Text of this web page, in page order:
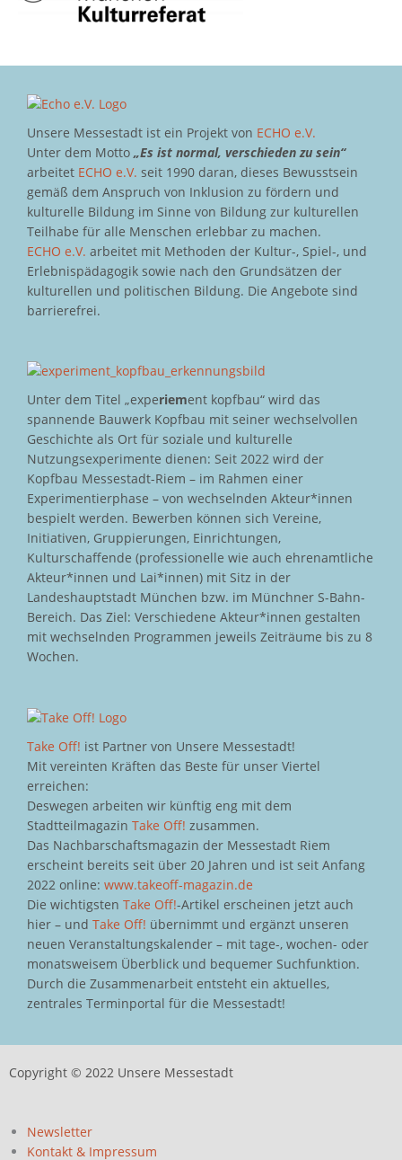
Unsere Messestadt ist ein Projekt von ECHO e.V.
Unter dem Motto „Es ist normal, verschieden zu sein“
arbeitet ECHO e.V. seit 1990 daran, dieses Bewusstsein
gemäß dem Anspruch von Inklusion zu fördern und
kulturelle Bildung im Sinne von Bildung zur kulturellen
Teilhabe für alle Menschen erlebbar zu machen.
ECHO e.V. arbeitet mit Methoden der Kultur-, Spiel-, und
Erlebnispädagogik sowie nach den Grundsätzen der
kulturellen und politischen Bildung. Die Angebote sind
barrierefrei.
Unter dem Titel „experiement kopfbau“ wird das
spannende Bauwerk Kopfbau mit seiner wechselvollen
Geschichte als Ort für soziale und kulturelle
Nutzungsexperimente dienen: Seit 2022 wird der
Kopfbau Messestadt-Riem – im Rahmen einer
Experimentierphase – von wechselnden Akteur*innen
bespielt werden. Bewerben können sich Vereine,
Initiativen, Gruppierungen, Einrichtungen,
Kulturschaffende (professionelle wie auch ehrenamtliche
Akteur*innen und Lai*innen) mit Sitz in der
Landeshauptstadt München bzw. im Münchner S-Bahn-
Bereich. Das Ziel: Verschiedene Akteur*innen gestalten
mit wechselnden Programmen jeweils Zeiträume bis zu 8
Wochen.
Take Off! ist Partner von Unsere Messestadt!
Mit vereinten Kräften das Beste für unser Viertel
erreichen:
Deswegen arbeiten wir künftig eng mit dem
Stadtteilmagazin Take Off! zusammen.
Das Nachbarschaftsmagazin der Messestadt Riem
erscheint bereits seit über 20 Jahren und ist seit Anfang
2022 online: www.takeoff-magazin.de
Die wichtigsten Take Off!-Artikel erscheinen jetzt auch
hier – und Take Off! übernimmt und ergänzt unseren
neuen Veranstaltungskalender – mit tage-, wochen- oder
monatsweisem Überblick und bequemer Suchfunktion.
Durch die Zusammenarbeit entsteht ein aktuelles,
zentrales Terminportal für die Messestadt!
Copyright © 2022 Unsere Messestadt
Newsletter
Kontakt & Impressum